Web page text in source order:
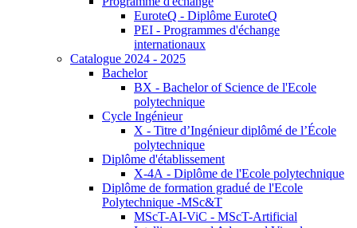
EuroteQ - Diplôme EuroteQ
PEI - Programmes d'échange
internationaux
Catalogue 2024 - 2025
Bachelor
BX - Bachelor of Science de l'Ecole
polytechnique
Cycle Ingénieur
X - Titre d’Ingénieur diplômé de l’École
polytechnique
Diplôme d'établissement
X-4A - Diplôme de l'Ecole polytechnique
Diplôme de formation gradué de l'Ecole
Polytechnique -MSc&T
MScT-AI-ViC - MScT-Artificial